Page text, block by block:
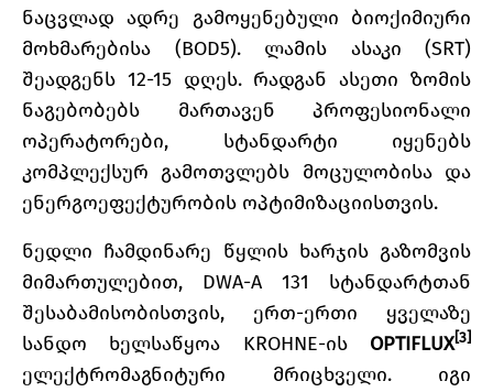
ნაცვლად ადრე გამოყენებული ბიოქიმიური
მოხმარებისა (BOD5). ლამის ასაკი (SRT)
შეადგენს 12-15 დღეს. რადგან ასეთი ზომის
ნაგებობებს მართავენ პროფესიონალი
ოპერატორები, სტანდარტი იყენებს
კომპლექსურ გამოთვლებს მოცულობისა და
ენერგოეფექტურობის ოპტიმიზაციისთვის.
ნედლი ჩამდინარე წყლის ხარჯის გაზომვის
მიმართულებით, DWA-A 131 სტანდარტთან
შესაბამისობისთვის, ერთ-ერთი ყველაზე
სანდო ხელსაწყოა KROHNE-ის OPTIFLUX[3]
ელექტრომაგნიტური მრიცხველი. იგი